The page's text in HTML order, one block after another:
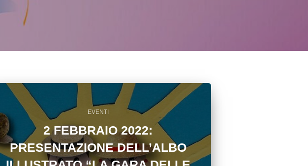
EVENTI
2 FEBBRAIO 2022:
PRESENTAZIONE DELL’ALBO